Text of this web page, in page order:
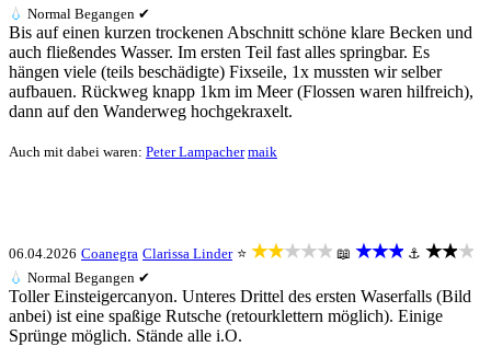
💧 Normal Begangen ✔
Bis auf einen kurzen trockenen Abschnitt schöne klare Becken und
auch fließendes Wasser. Im ersten Teil fast alles springbar. Es
hängen viele (teils beschädigte) Fixseile, 1x mussten wir selber
aufbauen. Rückweg knapp 1km im Meer (Flossen waren hilfreich),
dann auf den Wanderweg hochgekraxelt.
Auch mit dabei waren: Peter Lampacher maik
06.04.2026 Coanegra Clarissa Linder ⭐ ★★★★★ 📖 ★★★ ⚓ ★★★
💧 Normal Begangen ✔
Toller Einsteigercanyon. Unteres Drittel des ersten Waserfalls (Bild
anbei) ist eine spaßige Rutsche (retourklettern möglich). Einige
Sprünge möglich. Stände alle i.O.